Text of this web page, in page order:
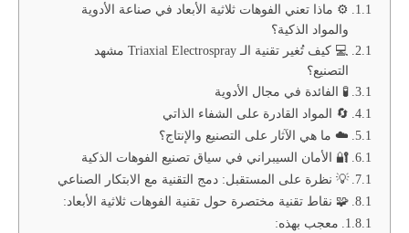
⚙️ ماذا تعني الفوهات ثلاثية الأبعاد في صناعة الأدوية
والمواد الذكية؟
💻 كيف تُغير تقنية الـ Triaxial Electrospray مشهد
التصنيع؟
🧪 الفائدة في مجال الأدوية
🔄 المواد القادرة على الشفاء الذاتي
☁️ ما هي الآثار على التصنيع والإنتاج؟
🔐 الأمان السيبراني في سياق تصنيع الفوهات الذكية
💡 نظرة على المستقبل: دمج التقنية مع الابتكار الصناعي
🧩 نقاط تقنية مختصرة حول تقنية الفوهات ثلاثية الأبعاد:
معجب بهذه: